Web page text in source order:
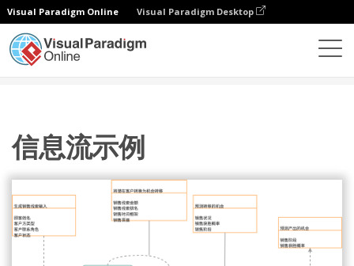
Visual Paradigm Online Visual Paradigm Desktop
信息流示例